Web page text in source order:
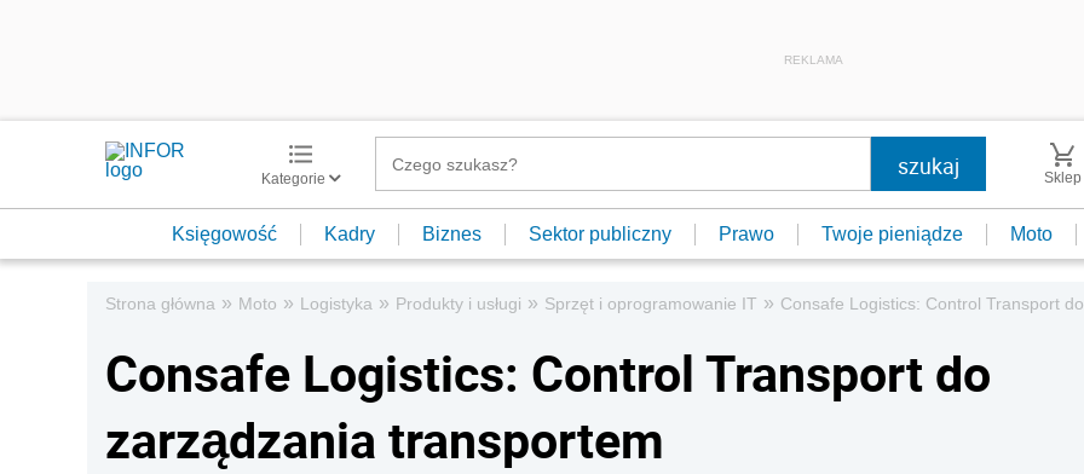
REKLAMA
Kategorie Sklep
Księgowość Kadry Biznes Sektor publiczny Prawo Twoje pieniądze Moto
Strona główna » Moto » Logistyka » Produkty i usługi » Sprzęt i oprogramowanie IT » Consafe Logistics: Control Transport
Consafe Logistics: Control Transport do
zarządzania transportem